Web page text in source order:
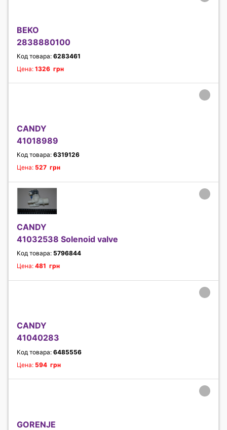
BEKO
2838880100
Код товара: 6283461
Цена: 1326 грн
CANDY
41018989
Код товара: 6319126
Цена: 527 грн
CANDY
41032538 Solenoid valve
Код товара: 5796844
Цена: 481 грн
CANDY
41040283
Код товара: 6485556
Цена: 594 грн
GORENJE